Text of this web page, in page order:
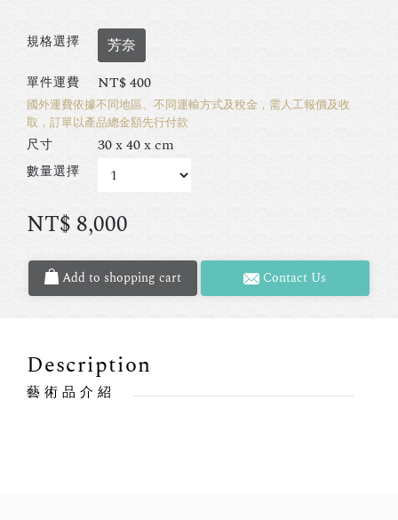
規格選擇 芳奈
單件運費 NT$400
國外運費依據不同地區、不同運輸方式及稅金，需人工報價及收
取，訂單以產品總金額先行付款
尺寸 30 x 40 x cm
數量選擇
NT$ 8,000
Add to shopping cart Contact Us
Description
藝術品介紹